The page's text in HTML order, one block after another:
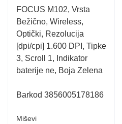
Rated
0.001
out
of
5
FOCUS M102, Vrsta
Bežično, Wireless,
Optički, Rezolucija
[dpi/cpi] 1.600 DPI, Tipke
3, Scroll 1, Indikator
baterije ne, Boja Zelena
Barkod 3856005178186
Miševi